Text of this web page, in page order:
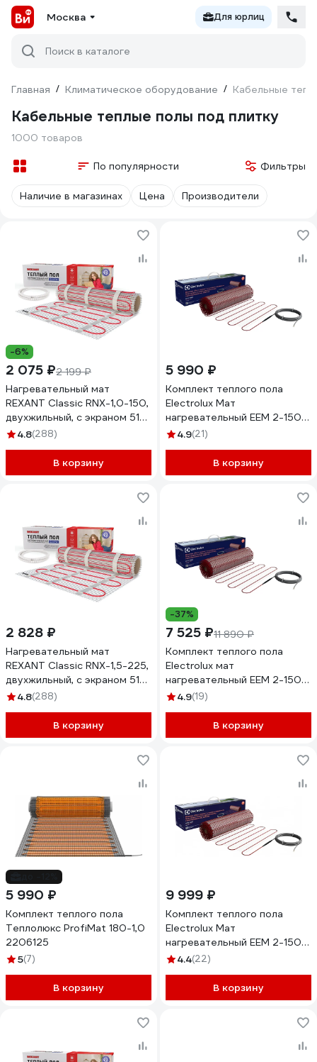
Москва Для юрлиц
Поиск в каталоге
Главная / Климатическое оборудование / Кабельные
Кабельные теплые полы под плитку
1000 товаров
По популярности Фильтры
Наличие в магазинах Цена Производители
-6%
2 075 ₽2 199 ₽
Нагревательный мат
REXANT Classic RNX-1,0-150,
двухжильный, с экраном 51-
0502-2
4.8(288)
В корзину
5 990 ₽
Комплект теплого пола
Electrolux Мат
нагревательный EEM 2-150-1
НС-1105878
4.9(21)
В корзину
2 828 ₽
Нагревательный мат
REXANT Classic RNX-1,5-225,
двухжильный, с экраном 51-
0503-2
4.8(288)
В корзину
-37%
7 525 ₽11 890 ₽
Комплект теплого пола
Electrolux мат
нагревательный EEM 2-150-
3 НС-1105886
4.9(19)
В корзину
5 990 ₽
Комплект теплого пола
Теплолюкс ProfiMat 180-1,0
2206125
5(7)
В корзину
9 999 ₽
Комплект теплого пола
Electrolux Мат
нагревательный EEM 2-150-
2 НС-1105882
4.4(22)
В корзину